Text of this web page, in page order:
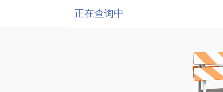
正在查询中